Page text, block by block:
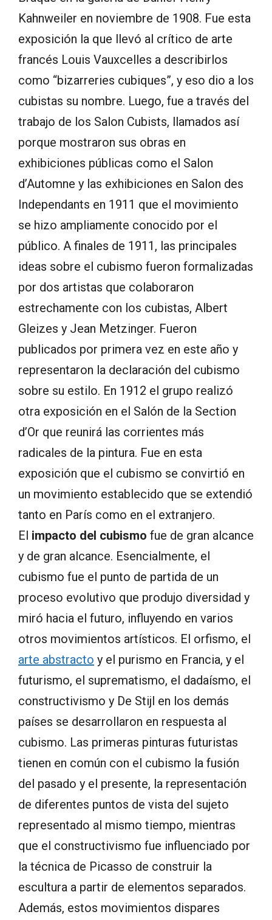
Kahnweiler en noviembre de 1908. Fue esta
exposición la que llevó al crítico de arte
francés Louis Vauxcelles a describirlos
como “bizarreries cubiques”, y eso dio a los
cubistas su nombre. Luego, fue a través del
trabajo de los Salon Cubists, llamados así
porque mostraron sus obras en
exhibiciones públicas como el Salon
d’Automne y las exhibiciones en Salon des
Independants en 1911 que el movimiento
se hizo ampliamente conocido por el
público. A finales de 1911, las principales
ideas sobre el cubismo fueron formalizadas
por dos artistas que colaboraron
estrechamente con los cubistas, Albert
Gleizes y Jean Metzinger. Fueron
publicados por primera vez en este año y
representaron la declaración del cubismo
sobre su estilo. En 1912 el grupo realizó
otra exposición en el Salón de la Section
d’Or que reunirá las corrientes más
radicales de la pintura. Fue en esta
exposición que el cubismo se convirtió en
un movimiento establecido que se extendió
tanto en París como en el extranjero.
El impacto del cubismo fue de gran alcance
y de gran alcance. Esencialmente, el
cubismo fue el punto de partida de un
proceso evolutivo que produjo diversidad y
miró hacia el futuro, influyendo en varios
otros movimientos artísticos. El orfismo, el
arte abstracto y el purismo en Francia, y el
futurismo, el suprematismo, el dadaísmo, el
constructivismo y De Stijl en los demás
países se desarrollaron en respuesta al
cubismo. Las primeras pinturas futuristas
tienen en común con el cubismo la fusión
del pasado y el presente, la representación
de diferentes puntos de vista del sujeto
representado al mismo tiempo, mientras
que el constructivismo fue influenciado por
la técnica de Picasso de construir la
escultura a partir de elementos separados.
Además, estos movimientos dispares